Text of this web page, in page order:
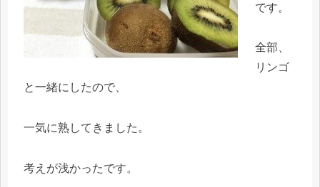
です。
全部、
リンゴ
と一緒にしたので、
一気に熟してきました。
考えが浅かったです。